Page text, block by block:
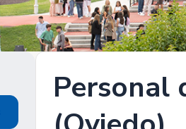
Personal